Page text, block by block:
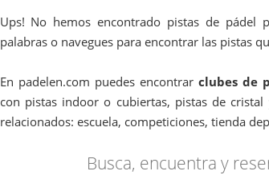
Ups! No hemos encontrado pistas de pádel
palabras o navegues para encontrar las pistas
En padelen.com puedes encontrar clubes de
con pistas indoor o cubiertas, pistas de
relacionados: escuela, competiciones, tienda
Busca, encuentra y